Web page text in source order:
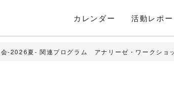
カレンダー 活動レポー
-2026夏- 関連プログラム アナリーゼ・ワークショ